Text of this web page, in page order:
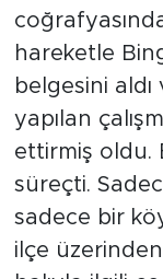
hareketle
belgesini
yapılan
ettirmiş oldu.
süreçti.
sadece bir
ilçe